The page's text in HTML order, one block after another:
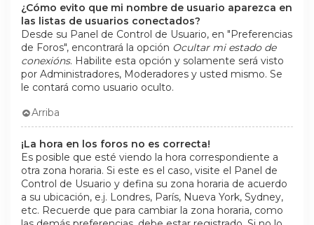
¿Cómo evito que mi nombre de usuario aparezca en
las listas de usuarios conectados?
Desde su Panel de Control de Usuario, en "Preferencias
de Foros", encontrará la opción Ocultar mi estado de
conexións. Habilite esta opción y solamente será visto
por Administradores, Moderadores y usted mismo. Se
le contará como usuario oculto.
Arriba
¡La hora en los foros no es correcta!
Es posible que esté viendo la hora correspondiente a
otra zona horaria. Si este es el caso, visite el Panel de
Control de Usuario y defina su zona horaria de acuerdo
a su ubicación, e.j. Londres, París, Nueva York, Sydney,
etc. Recuerde que para cambiar la zona horaria, como